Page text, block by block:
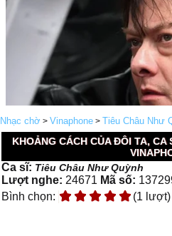
Nhạc chờ > Vinaphone > Tiêu Châu Như
KHOẢNG CÁCH CỦA ĐÔI TA, CA
Ca sĩ: Tiêu Châu Như Quỳnh
Lượt nghe: 24671 Mã số:
Bình chọn:
(1 lượt)